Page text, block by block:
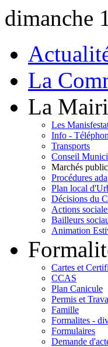
dimanche
La
La
Les
Info -
Transports
Conseil
Marchés
Procédures
Plan local
Décisions du
Actions
Bailleurs
Animation
Cartes et
CCAS
Plan Canicule
Permis et
Famille
Formalites -
Formulaires
Demande